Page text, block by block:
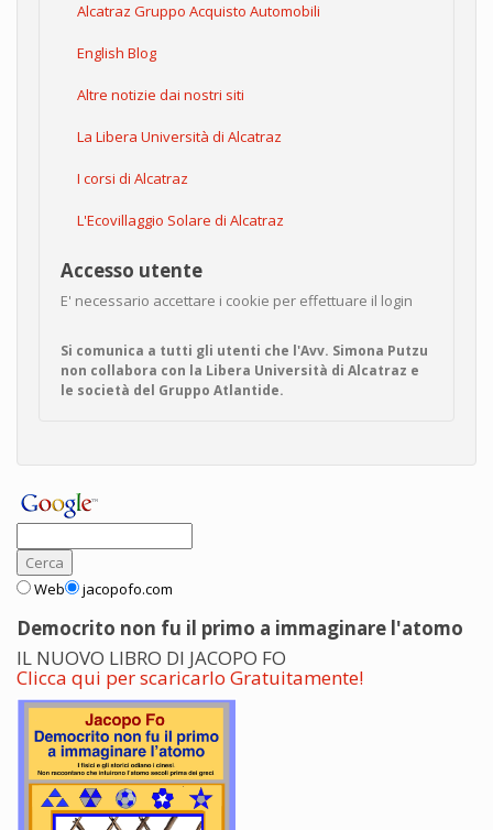
Alcatraz Gruppo Acquisto Automobili
English Blog
Altre notizie dai nostri siti
La Libera Università di Alcatraz
I corsi di Alcatraz
L'Ecovillaggio Solare di Alcatraz
Accesso utente
E' necessario accettare i cookie per effettuare il login
Si comunica a tutti gli utenti che l'Avv. Simona Putzu
non collabora con la Libera Università di Alcatraz e
le società del Gruppo Atlantide.
Web jacopofo.com
Democrito non fu il primo a immaginare l'atomo
IL NUOVO LIBRO DI JACOPO FO
Clicca qui per scaricarlo Gratuitamente!